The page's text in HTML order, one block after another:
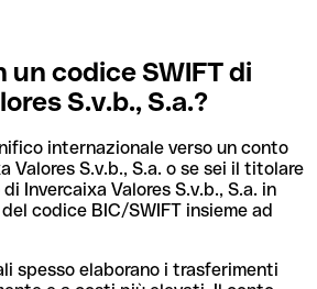
un codice SWIFT di
S.v.b., S.a.?
internazionale verso un conto
Valores S.v.b., S.a. o se sei il titolare
Invercaixa Valores S.v.b., S.a. in
codice BIC/SWIFT insieme ad
spesso elaborano i trasferimenti